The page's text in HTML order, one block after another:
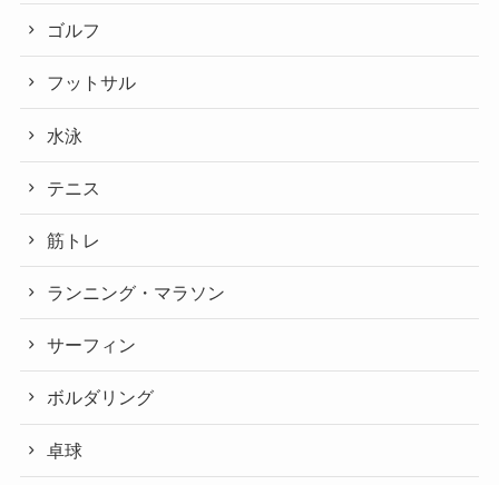
ゴルフ
フットサル
水泳
テニス
筋トレ
ランニング・マラソン
サーフィン
ボルダリング
卓球